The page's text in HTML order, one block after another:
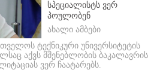
სპეციალისტს ვერ
პოულობენ
ახალი ამბები
ტექნიკური უნივერსიტეტის
აქვს მშენებლობის ბაკალავრის
ვერ ჩაატარებს.